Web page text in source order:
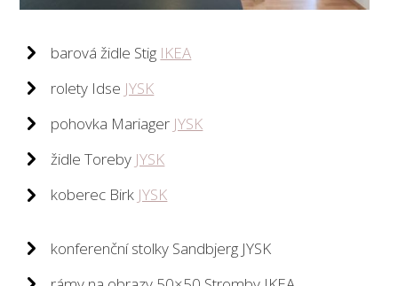
barová židle Stig IKEA
rolety Idse JYSK
pohovka Mariager JYSK
židle Toreby JYSK
koberec Birk JYSK
konferenční stolky Sandbjerg JYSK